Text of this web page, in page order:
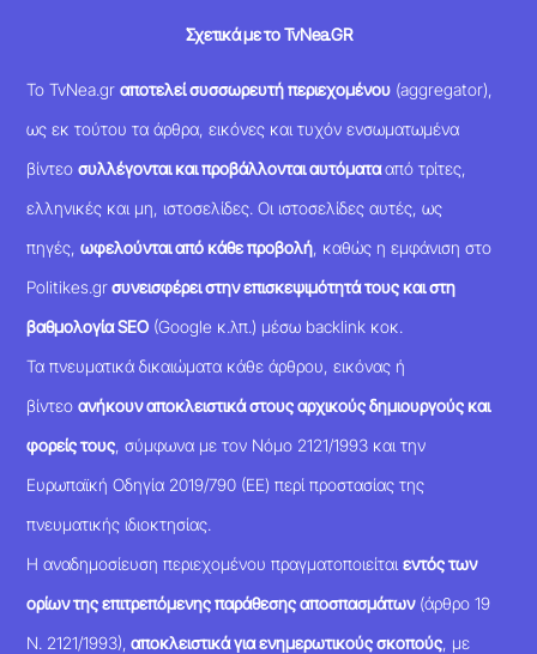
Σχετικά με το TvNea.GR
Το TvNea.grαποτελεί συσσωρευτή περιεχομένου (aggregator),
ως εκ τούτου τα άρθρα, εικόνες και τυχόν ενσωματωμένα
βίντεοσυλλέγονται και προβάλλονται αυτόματααπό τρίτες,
ελληνικές και μη, ιστοσελίδες. Οι ιστοσελίδες αυτές, ως
πηγές,ωφελούνται από κάθε προβολή , καθώς η εμφάνιση στο
Politikes.grσυνεισφέρει στην επισκεψιμότητά τους και στη
βαθμολογία SEO (Google κ.λπ.) μέσω backlink κοκ.
Τα πνευματικά δικαιώματα κάθε άρθρου, εικόνας ή
βίντεοανήκουν αποκλειστικά στους αρχικούς δημιουργούς και
φορείς τους , σύμφωνα με τον Νόμο 2121/1993 και την
Ευρωπαϊκή Οδηγία 2019/790 (ΕΕ) περί προστασίας της
πνευματικής ιδιοκτησίας.
Η αναδημοσίευση περιεχομένου πραγματοποιείταιεντός των
ορίων της επιτρεπόμενης παράθεσης αποσπασμάτων(άρθρο 19
Ν. 2121/1993), αποκλειστικά για ενημερωτικούς σκοπούς , με